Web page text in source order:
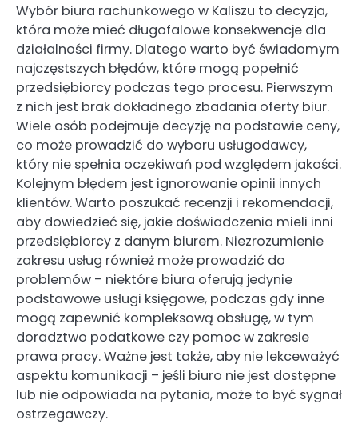
Wybór biura rachunkowego w Kaliszu to decyzja,
która może mieć długofalowe konsekwencje dla
działalności firmy. Dlatego warto być świadomym
najczęstszych błędów, które mogą popełnić
przedsiębiorcy podczas tego procesu. Pierwszym
z nich jest brak dokładnego zbadania oferty biur.
Wiele osób podejmuje decyzję na podstawie ceny,
co może prowadzić do wyboru usługodawcy,
który nie spełnia oczekiwań pod względem jakości.
Kolejnym błędem jest ignorowanie opinii innych
klientów. Warto poszukać recenzji i rekomendacji,
aby dowiedzieć się, jakie doświadczenia mieli inni
przedsiębiorcy z danym biurem. Niezrozumienie
zakresu usług również może prowadzić do
problemów – niektóre biura oferują jedynie
podstawowe usługi księgowe, podczas gdy inne
mogą zapewnić kompleksową obsługę, w tym
doradztwo podatkowe czy pomoc w zakresie
prawa pracy. Ważne jest także, aby nie lekceważyć
aspektu komunikacji – jeśli biuro nie jest dostępne
lub nie odpowiada na pytania, może to być sygnał
ostrzegawczy.